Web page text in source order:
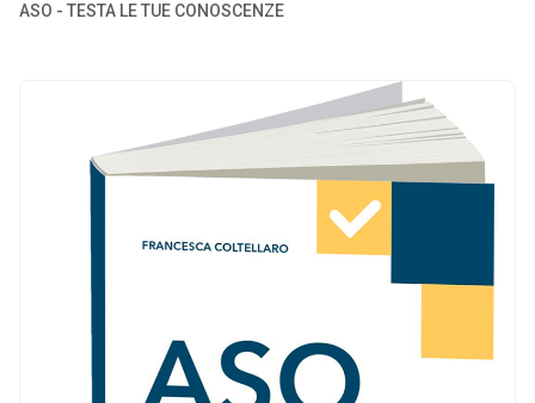
ASO - TESTA LE TUE CONOSCENZE